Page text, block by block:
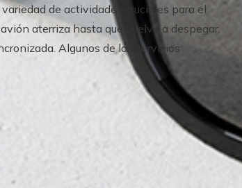
de actividades cruciales para el
aterriza hasta que vuelve a despegar,
Algunos de los servicios